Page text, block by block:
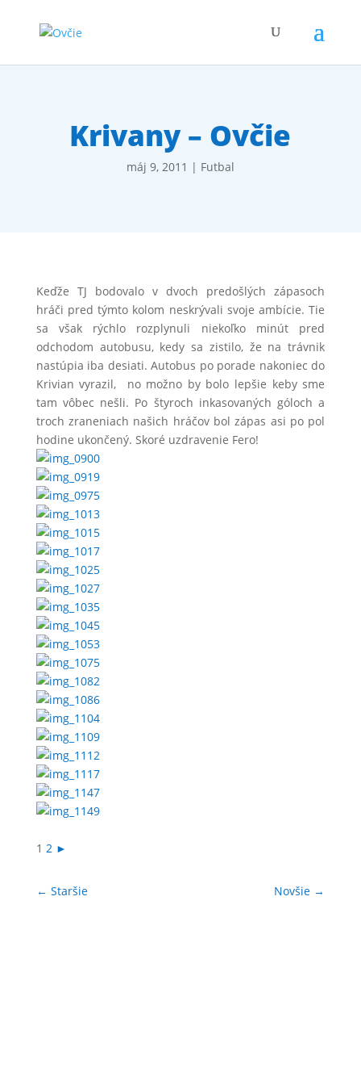
Krivany – Ovčie
máj 9, 2011 | Futbal
Keďže TJ bodovalo v dvoch predošlých zápasoch
hráči pred týmto kolom neskrývali svoje ambície. Tie
sa však rýchlo rozplynuli niekoľko minút pred
odchodom autobusu, kedy sa zistilo, že na trávnik
nastúpia iba desiati. Autobus po porade nakoniec do
Krivian vyrazil, no možno by bolo lepšie keby sme
tam vôbec nešli. Po štyroch inkasovaných góloch a
troch zraneniach našich hráčov bol zápas asi po pol
hodine ukončený. Skoré uzdravenie Fero!
1 2 ►
← Staršie Novšie →